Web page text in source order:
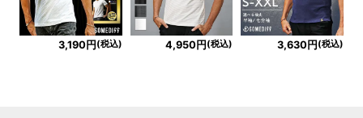
3,190円 (税込) 4,950円 (税込) 3,630円 (税込)